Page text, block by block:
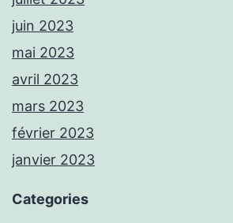
juin 2023
mai 2023
avril 2023
mars 2023
février 2023
janvier 2023
Categories